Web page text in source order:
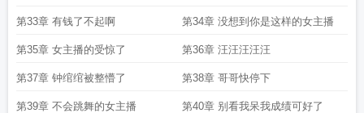
连个傻白甜都搞不定
第33章 有钱了不起啊 第34章 没想到你是这样的女主播
第35章 女主播的受惊了 第36章 汪汪汪汪汪
第37章 钟绾绾被整懵了 第38章 哥哥快停下
第39章 不会跳舞的女主播 第40章 别看我呆我成绩可好了